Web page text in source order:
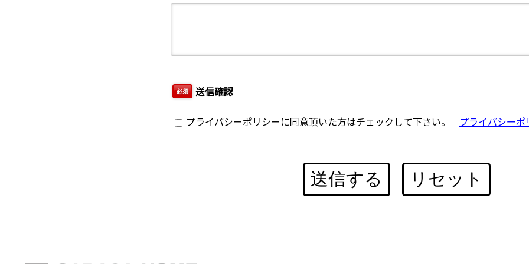
必須 送信確認
プライバシーポリシーに同意頂いた方はチェックして下さい。 プライバシーポ
送信する リセット